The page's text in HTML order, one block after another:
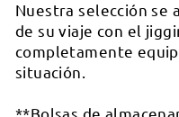
Nuestra selección se
de su viaje con el
completamente
situación.
**Bolsas de